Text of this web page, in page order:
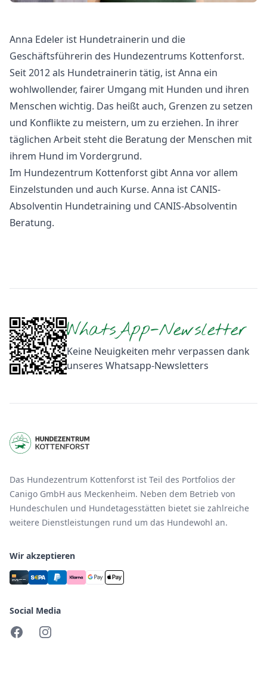
Anna Edeler ist Hundetrainerin und die
Geschäftsführerin des Hundezentrums Kottenforst.
Seit 2012 als Hundetrainerin tätig, ist Anna ein
wohlwollender, fairer Umgang mit Hunden und ihren
Menschen wichtig. Das heißt auch, Grenzen zu setzen
und Konflikte zu meistern, um zu erziehen. In ihrer
täglichen Arbeit steht die Beratung der Menschen mit
ihrem Hund im Vordergrund.
Im Hundezentrum Kottenforst gibt Anna vor allem
Einzelstunden und auch Kurse. Anna ist CANIS-
Absolventin Hundetraining und CANIS-Absolventin
Beratung.
WhatsApp-Newsletter
Keine Neuigkeiten mehr verpassen dank
unseres Whatsapp-Newsletters
Das Hundezentrum Kottenforst ist Teil des Portfolios der
Canigo GmbH aus Meckenheim. Neben dem Betrieb von
Hundeschulen und Hundetagesstätten bietet sie zahlreiche
weitere Dienstleistungen rund um das Hundewohl an.
Wir akzeptieren
Social Media
FacebookInstagram